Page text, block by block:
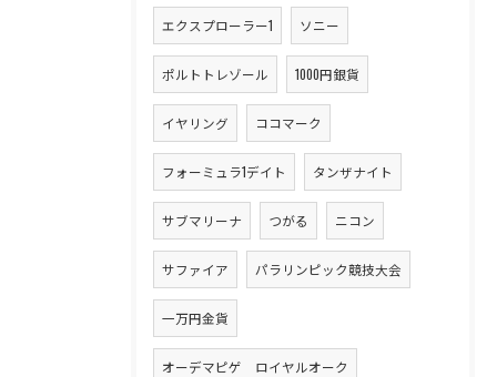
エクスプローラー1 ソニー
ポルトトレゾール 1000円銀貨
イヤリング ココマーク
フォーミュラ1デイト タンザナイト
サブマリーナ つがる ニコン
サファイア パラリンピック競技大会
一万円金貨
オーデマピゲ ロイヤルオーク